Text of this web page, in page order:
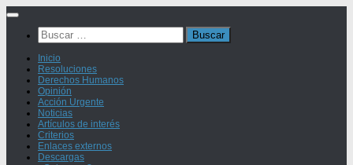
Saltar
contenidoBuscar:
Inicio
Resoluciones
Derechos Humanos
Opinión
Acción Urgente
Noticias
Artículos de interés
Criterios
Enlaces externos
Descargas